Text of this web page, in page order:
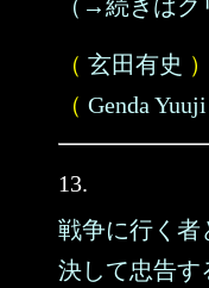
（→続きはク
（ 玄田有史 ）
（ Genda Yuuji
13.
戦争に行く者
決して忠告す